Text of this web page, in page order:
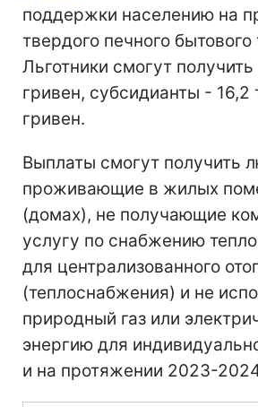
поддержки населению на
твердого печного бытового
Льготники смогут
гривен, субсидианты - 16,2
гривен.
Выплаты смогут получить
проживающие в жилых
(домах), не получающие
услугу по снабжению
для централизованного
(теплоснабжения) и не
природный газ или
энергию для
и на протяжении 2023-